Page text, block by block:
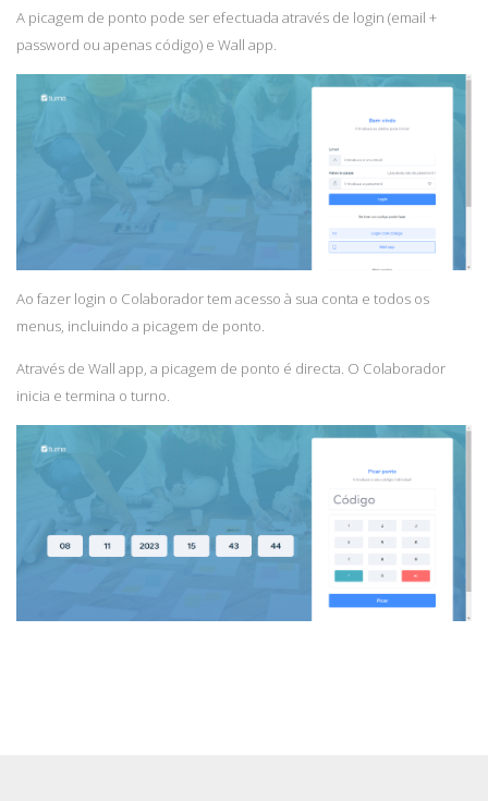
A picagem de ponto pode ser efectuada através de login (email +
password ou apenas código) e Wall app.
Ao fazer login o Colaborador tem acesso à sua conta e todos os
menus, incluindo a picagem de ponto.
Através de Wall app, a picagem de ponto é directa. O Colaborador
inicia e termina o turno.